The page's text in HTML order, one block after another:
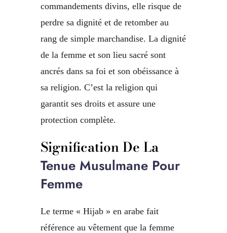
commandements divins, elle risque de
perdre sa dignité et de retomber au
rang de simple marchandise. La dignité
de la femme et son lieu sacré sont
ancrés dans sa foi et son obéissance à
sa religion. C’est la religion qui
garantit ses droits et assure une
protection complète.
Signification De La
Tenue Musulmane Pour
Femme
Le terme « Hijab » en arabe fait
référence au vêtement que la femme